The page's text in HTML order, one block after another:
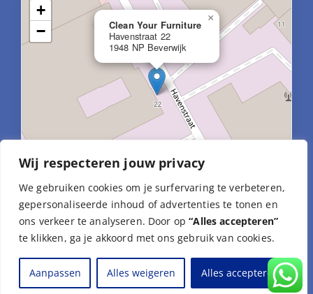
Wij respecteren jouw privacy
We gebruiken cookies om je surfervaring te verbeteren,
gepersonaliseerde inhoud of advertenties te tonen en
ons verkeer te analyseren. Door op“Alles accepteren”
te klikken, ga je akkoord met ons gebruik van cookies.
Aanpassen Alles weigeren Alles accepteren
Clean Your Furniture
Havenstraat 22
1948 NP Beverwijk
×
+
−
Leaflet|© OpenStreetMap-contributors